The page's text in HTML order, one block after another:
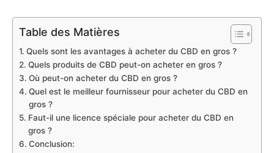
Table des Matières
Quels sont les avantages à acheter du CBD en gros ?
Quels produits de CBD peut-on acheter en gros ?
Où peut-on acheter du CBD en gros ?
Quel est le meilleur fournisseur pour acheter du CBD en
gros ?
Faut-il une licence spéciale pour acheter du CBD en
gros ?
Conclusion: